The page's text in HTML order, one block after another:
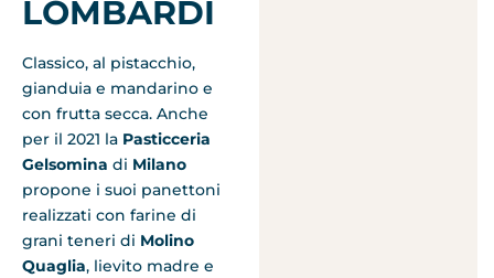
LOMBARDI
Classico, al pistacchio,
gianduia e mandarino e
con frutta secca. Anche
per il 2021 la Pasticceria
Gelsomina di Milano
propone i suoi panettoni
realizzati con farine di
grani teneri di Molino
Quaglia, lievito madre e